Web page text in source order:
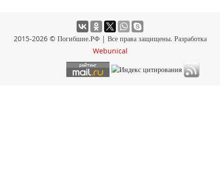
2015-2026 © Погибшие.РФ | Все права защищены. Разработка
Webunical